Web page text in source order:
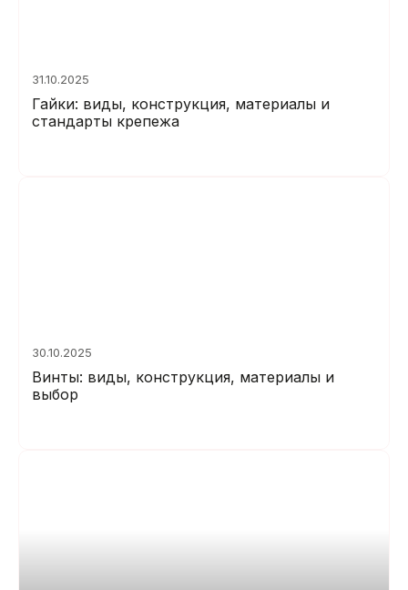
31.10.2025
Гайки: виды, конструкция, материалы и
стандарты крепежа
30.10.2025
Винты: виды, конструкция, материалы и
выбор